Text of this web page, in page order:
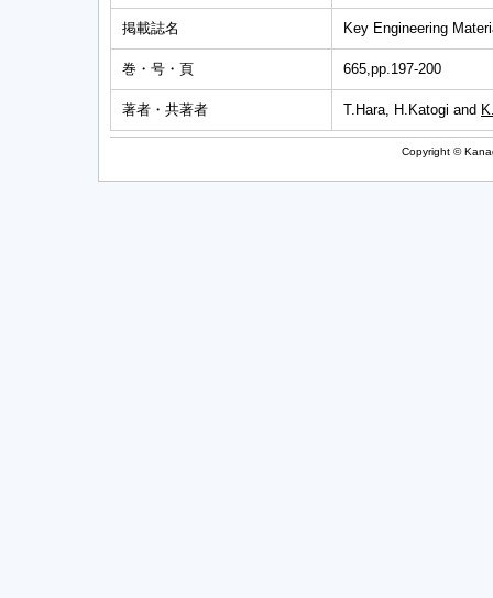
掲載誌名 Key Engineering
巻・号・頁 665,pp.197-200
著者・共著者 T.Hara, H.Katogi and
Copyright ©